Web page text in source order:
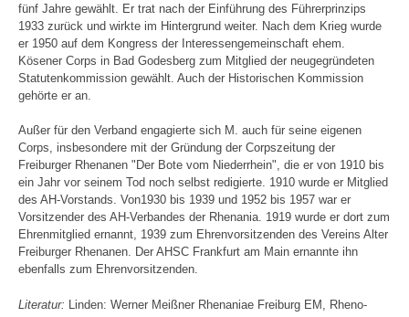
fünf Jahre gewählt. Er trat nach der Einführung des Führerprinzips
1933 zurück und wirkte im Hintergrund weiter. Nach dem Krieg wurde
er 1950 auf dem Kongress der Interessengemeinschaft ehem.
Kösener Corps in Bad Godesberg zum Mitglied der neugegründeten
Statutenkommission gewählt. Auch der Historischen Kommission
gehörte er an.
Außer für den Verband engagierte sich M. auch für seine eigenen
Corps, insbesondere mit der Gründung der Corpszeitung der
Freiburger Rhenanen "Der Bote vom Niederrhein", die er von 1910 bis
ein Jahr vor seinem Tod noch selbst redigierte. 1910 wurde er Mitglied
des AH-Vorstands. Von1930 bis 1939 und 1952 bis 1957 war er
Vorsitzender des AH-Verbandes der Rhenania. 1919 wurde er dort zum
Ehrenmitglied ernannt, 1939 zum Ehrenvorsitzenden des Vereins Alter
Freiburger Rhenanen. Der AHSC Frankfurt am Main ernannte ihn
ebenfalls zum Ehrenvorsitzenden.
Literatur: Linden: Werner Meißner Rhenaniae Freiburg EM, Rheno-